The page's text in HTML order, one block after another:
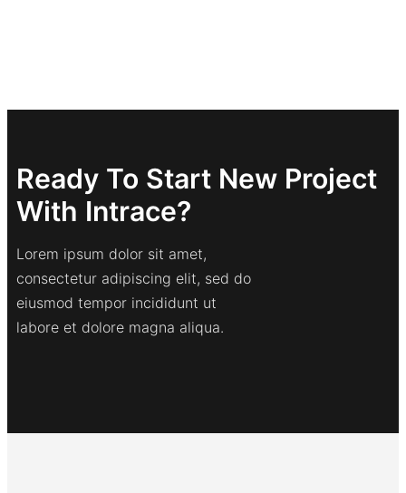
Ready To Start New Project
With Intrace?
Lorem ipsum dolor sit amet,
consectetur adipiscing elit, sed do
eiusmod tempor incididunt ut
labore et dolore magna aliqua.